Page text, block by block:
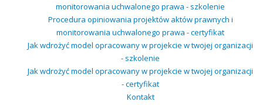
monitorowania uchwalonego prawa - szkolenie
Procedura opiniowania projektów aktów prawnych i
monitorowania uchwalonego prawa - certyfikat
Jak wdrożyć model opracowany w projekcie w twojej organizacji
- szkolenie
Jak wdrożyć model opracowany w projekcie w twojej organizacji
- certyfikat
Kontakt